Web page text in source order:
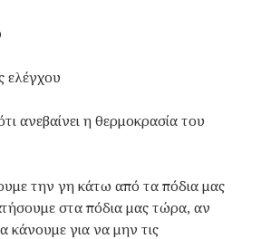
ελέγχου
ανεβαίνει η θερμοκρασία του
την γη κάτω από τα πόδια μας
στα πόδια μας τώρα, αν
κάνουμε για να μην τις